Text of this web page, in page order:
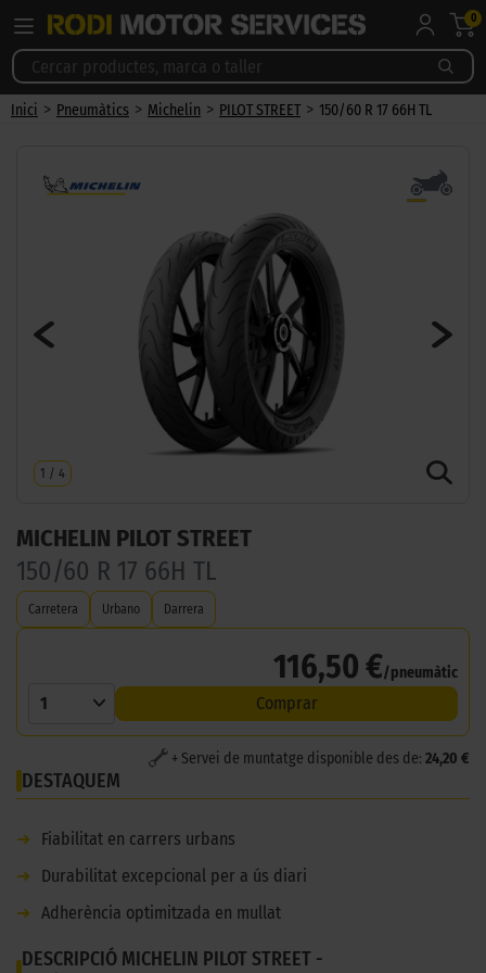
0
Inici > Pneumàtics > Michelin > PILOT STREET > 150/60 R 17 66H TL
1 / 4
MICHELIN PILOT STREET
150/60 R 17 66H TL
Carretera Urbano Darrera
116,50 €/pneumàtic
1 Comprar
+ Servei de muntatge disponible des de: 24,20 €
DESTAQUEM
➜
Fiabilitat en carrers urbans
➜
Durabilitat excepcional per a ús diari
➜
Adherència optimitzada en mullat
DESCRIPCIÓ MICHELIN PILOT STREET -